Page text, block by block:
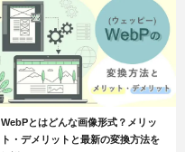
WebPとはどんな画像形式？メリッ
ト・デメリットと最新の変換方法を